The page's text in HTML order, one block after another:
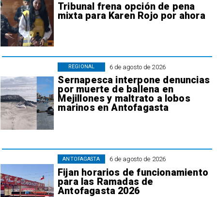
Tribunal frena opción de pena
mixta para Karen Rojo por ahora
6 de agosto de 2026
Sernapesca interpone denuncias
por muerte de ballena en
Mejillones y maltrato a lobos
marinos en Antofagasta
REGIONAL
6 de agosto de 2026
Fijan horarios de funcionamiento
para las Ramadas de
Antofagasta 2026
ANTOFAGASTA